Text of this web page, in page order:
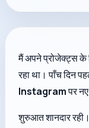
मैं अपने प्रोजेक्ट्स के
रहा था। पाँच दिन
Instagramपर
शुरुआत शानदार